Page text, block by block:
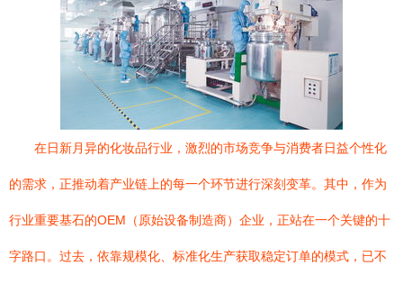
在日新月异的化妆品行业，激烈的市场竞争与消费者日益个性化
的需求，正推动着产业链上的每一个环节进行深刻变革。其中，作为
行业重要基石的OEM（原始设备制造商）企业，正站在一个关键的十
字路口。过去，依靠规模化、标准化生产获取稳定订单的模式，已不